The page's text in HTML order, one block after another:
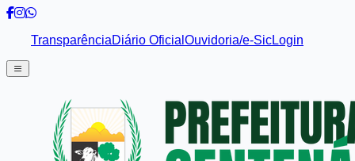
TransparênciaDiário Oficial Ouvidoria/e-SicLogin